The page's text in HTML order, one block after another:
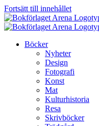
Fortsätt till innehållet
Böcker
Nyheter
Design
Fotografi
Konst
Mat
Kulturhistoria
Resa
Skrivböcker